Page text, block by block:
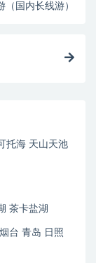
（国内长线游）
托海 天山天池
茶卡盐湖
台 青岛 日照